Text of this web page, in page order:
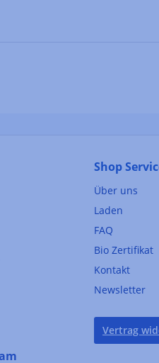
Shop
Über uns
Laden
FAQ
Bio Zertifikat
Kontakt
Newsletter
Vertrag